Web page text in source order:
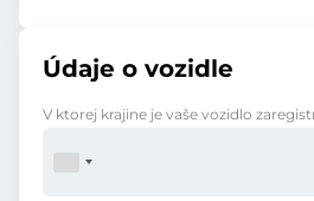
Údaje o vozidle
V ktorej krajine je vaše vozidlo